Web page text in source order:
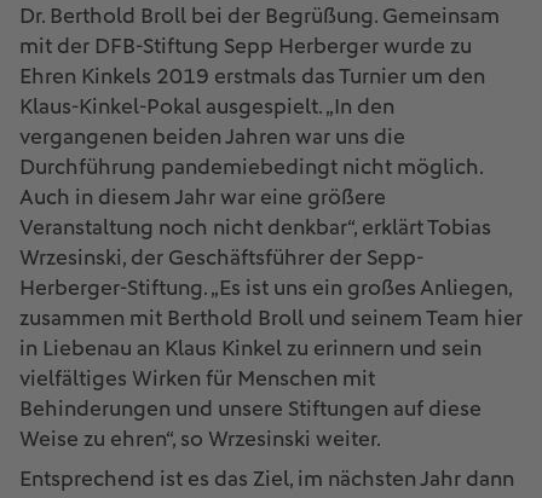
Dr. Berthold Broll bei der Begrüßung. Gemeinsam
mit der DFB-Stiftung Sepp Herberger wurde zu
Ehren Kinkels 2019 erstmals das Turnier um den
Klaus-Kinkel-Pokal ausgespielt. „In den
vergangenen beiden Jahren war uns die
Durchführung pandemiebedingt nicht möglich.
Auch in diesem Jahr war eine größere
Veranstaltung noch nicht denkbar“, erklärt Tobias
Wrzesinski, der Geschäftsführer der Sepp-
Herberger-Stiftung. „Es ist uns ein großes Anliegen,
zusammen mit Berthold Broll und seinem Team hier
in Liebenau an Klaus Kinkel zu erinnern und sein
vielfältiges Wirken für Menschen mit
Behinderungen und unsere Stiftungen auf diese
Weise zu ehren“, so Wrzesinski weiter.
Entsprechend ist es das Ziel, im nächsten Jahr dann